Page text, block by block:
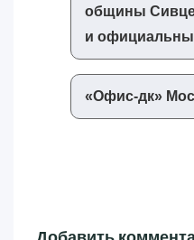
общины
и
«‎Офис-дк»‎